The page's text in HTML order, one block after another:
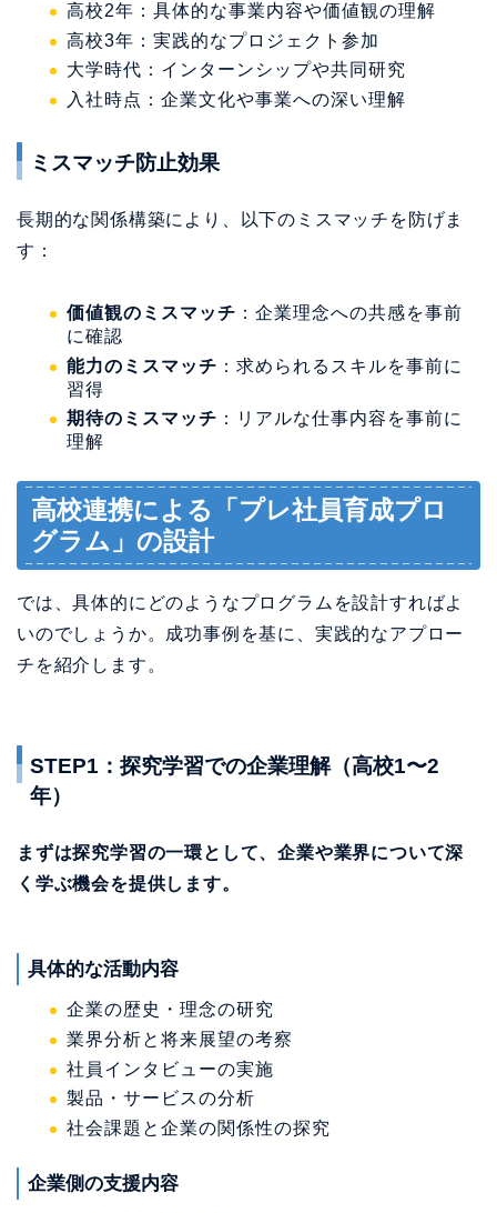
高校2年：具体的な事業内容や価値観の理解
高校3年：実践的なプロジェクト参加
大学時代：インターンシップや共同研究
入社時点：企業文化や事業への深い理解
ミスマッチ防止効果
長期的な関係構築により、以下のミスマッチを防げま
す：
価値観のミスマッチ ：企業理念への共感を事前
に確認
能力のミスマッチ ：求められるスキルを事前に
習得
期待のミスマッチ ：リアルな仕事内容を事前に
理解
高校連携による「プレ社員育成プロ
グラム」の設計
では、具体的にどのようなプログラムを設計すればよ
いのでしょうか。成功事例を基に、実践的なアプロー
チを紹介します。
STEP1：探究学習での企業理解（高校1〜2
年）
まずは探究学習の一環として、企業や業界について深
く学ぶ機会を提供します。
具体的な活動内容
企業の歴史・理念の研究
業界分析と将来展望の考察
社員インタビューの実施
製品・サービスの分析
社会課題と企業の関係性の探究
企業側の支援内容